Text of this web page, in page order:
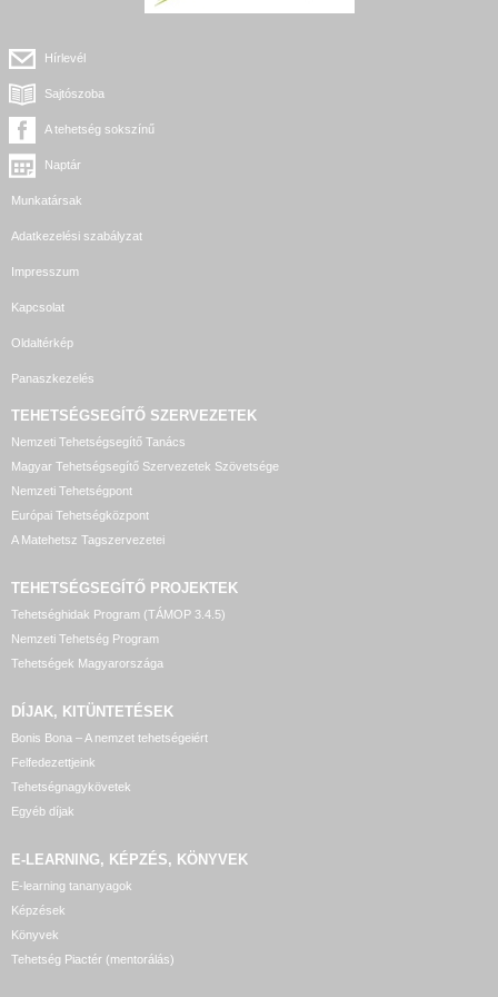
Hírlevél
Sajtószoba
A tehetség sokszínű
Naptár
Munkatársak
Adatkezelési szabályzat
Impresszum
Kapcsolat
Oldaltérkép
Panaszkezelés
TEHETSÉGSEGÍTŐ SZERVEZETEK
Nemzeti Tehetségsegítő Tanács
Magyar Tehetségsegítő Szervezetek Szövetsége
Nemzeti Tehetségpont
Európai Tehetségközpont
A Matehetsz Tagszervezetei
TEHETSÉGSEGÍTŐ PROJEKTEK
Tehetséghidak Program (TÁMOP 3.4.5)
Nemzeti Tehetség Program
Tehetségek Magyarországa
DÍJAK, KITÜNTETÉSEK
Bonis Bona – A nemzet tehetségeiért
Felfedezettjeink
Tehetségnagykövetek
Egyéb díjak
E-LEARNING, KÉPZÉS, KÖNYVEK
E-learning tananyagok
Képzések
Könyvek
Tehetség Piactér (mentorálás)